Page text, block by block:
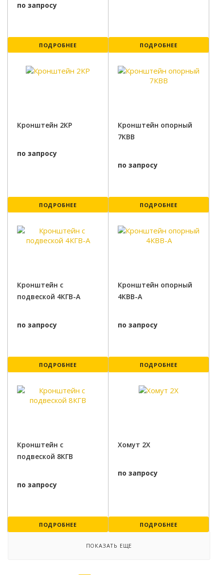
по запросу
ПОДРОБНЕЕ ПОДРОБНЕЕ
Кронштейн 2КР
по запросу
ПОДРОБНЕЕ
Кронштейн опорный
7КВВ
по запросу
ПОДРОБНЕЕ
Кронштейн с
подвеской 4КГВ-А
по запросу
ПОДРОБНЕЕ
Кронштейн опорный
4КВВ-А
по запросу
ПОДРОБНЕЕ
Кронштейн с
подвеской 8КГВ
по запросу
ПОДРОБНЕЕ
Хомут 2Х
по запросу
ПОДРОБНЕЕ
ПОКАЗАТЬ ЕЩЕ